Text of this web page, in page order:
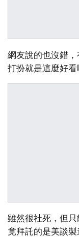
網友說的也沒錯
打扮就是這麼好看
雖然很社死，但
竟拜託的是美談